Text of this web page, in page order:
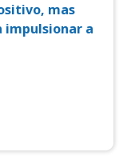
mas
impulsionar a